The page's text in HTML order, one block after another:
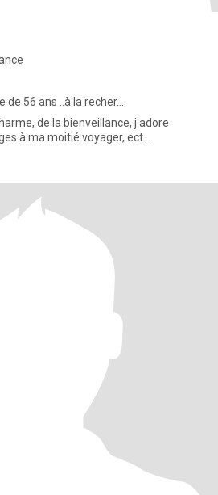
56 ans ..à la recher...
de la bienveillance, j adore
cuisinier, faire des massages à ma moitié voyager, ect....